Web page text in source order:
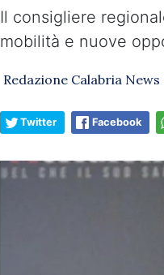
Il consigliere
mobilità e nuove
Redazione Calabria News
Twitter Facebook